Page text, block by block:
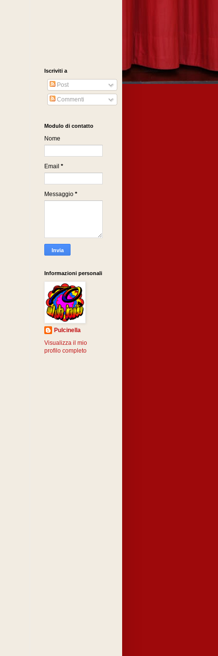
Iscriviti a
Post
Commenti
Modulo di contatto
Nome
Email *
Messaggio *
Informazioni personali
Pulcinella
Visualizza il mio
profilo completo